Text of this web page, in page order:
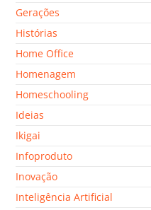
Gerações
Histórias
Home Office
Homenagem
Homeschooling
Ideias
Ikigai
Infoproduto
Inovação
Inteligência Artificial